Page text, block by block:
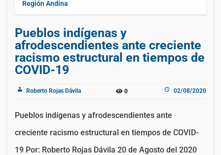
Región Andina
Pueblos indígenas y
afrodescendientes ante creciente
racismo estructural en tiempos de
COVID-19
Roberto Rojas Dávila 0 02/08/2020
Pueblos indígenas y afrodescendientes ante
creciente racismo estructural en tiempos de COVID-
19 Por: Roberto Rojas Dávila 20 de Agosto del 2020